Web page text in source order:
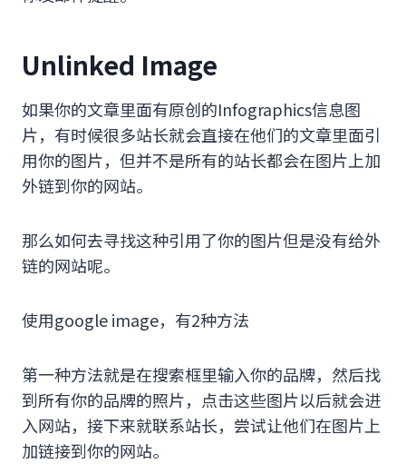
Unlinked Image
如果你的文章里面有原创的Infographics信息图
片，有时候很多站长就会直接在他们的文章里面引
用你的图片，但并不是所有的站长都会在图片上加
外链到你的网站。
那么如何去寻找这种引用了你的图片但是没有给外
链的网站呢。
使用google image，有2种方法
第一种方法就是在搜索框里输入你的品牌，然后找
到所有你的品牌的照片，点击这些图片以后就会进
入网站，接下来就联系站长，尝试让他们在图片上
加链接到你的网站。